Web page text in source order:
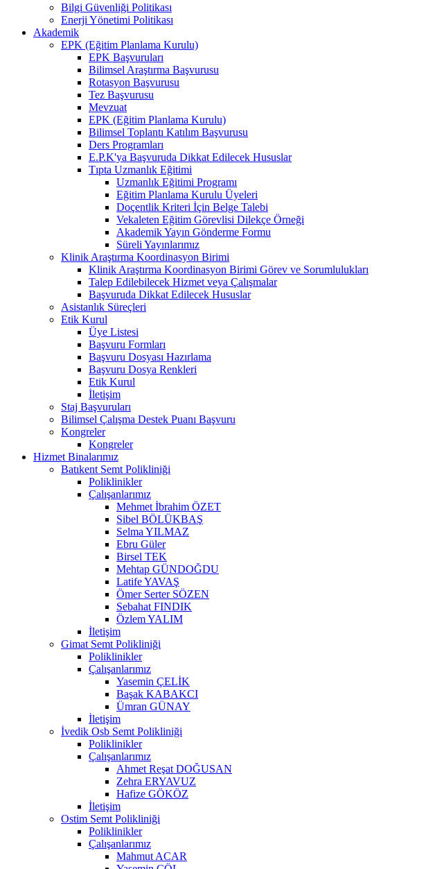
Bilgi Güvenliği Politikası
Enerji Yönetimi Politikası
Akademik
EPK (Eğitim Planlama Kurulu)
EPK Başvuruları
Bilimsel Araştırma Başvurusu
Rotasyon Başvurusu
Tez Başvurusu
Mevzuat
EPK (Eğitim Planlama Kurulu)
Bilimsel Toplantı Katılım Başvurusu
Ders Programları
E.P.K'ya Başvuruda Dikkat Edilecek Hususlar
Tıpta Uzmanlık Eğitimi
Uzmanlık Eğitimi Programı
Eğitim Planlama Kurulu Üyeleri
Doçentlik Kriteri İçin Belge Talebi
Vekaleten Eğitim Görevlisi Dilekçe Örneği
Akademik Yayın Gönderme Formu
Süreli Yayınlarımız
Klinik Araştırma Koordinasyon Birimi
Klinik Araştırma Koordinasyon Birimi Görev ve Sorumlulukları
Talep Edilebilecek Hizmet veya Çalışmalar
Başvuruda Dikkat Edilecek Hususlar
Asistanlık Süreçleri
Etik Kurul
Üye Listesi
Başvuru Formları
Başvuru Dosyası Hazırlama
Başvuru Dosya Renkleri
Etik Kurul
İletişim
Staj Başvuruları
Bilimsel Çalışma Destek Puanı Başvuru
Kongreler
Kongreler
Hizmet Binalarımız
Batıkent Semt Polikliniği
Poliklinikler
Çalışanlarımız
Mehmet İbrahim ÖZET
Sibel BÖLÜKBAŞ
Selma YILMAZ
Ebru Güler
Birsel TEK
Mehtap GÜNDOĞDU
Latife YAVAŞ
Ömer Serter SÖZEN
Sebahat FINDIK
Özlem YALIM
İletişim
Gimat Semt Polikliniği
Poliklinikler
Çalışanlarımız
Yasemin ÇELİK
Başak KABAKCI
Ümran GÜNAY
İletişim
İvedik Osb Semt Polikliniği
Poliklinikler
Çalışanlarımız
Ahmet Reşat DOĞUSAN
Zehra ERYAVUZ
Hafize GÖKÖZ
İletişim
Ostim Semt Polikliniği
Poliklinikler
Çalışanlarımız
Mahmut ACAR